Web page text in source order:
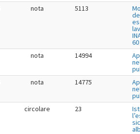
nota 5113
nota 14994
nota 14775
circolare 23